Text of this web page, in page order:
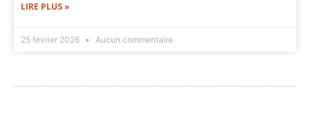
LIRE PLUS »
25 février 2026 Aucun commentaire